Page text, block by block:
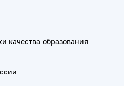
качества образования